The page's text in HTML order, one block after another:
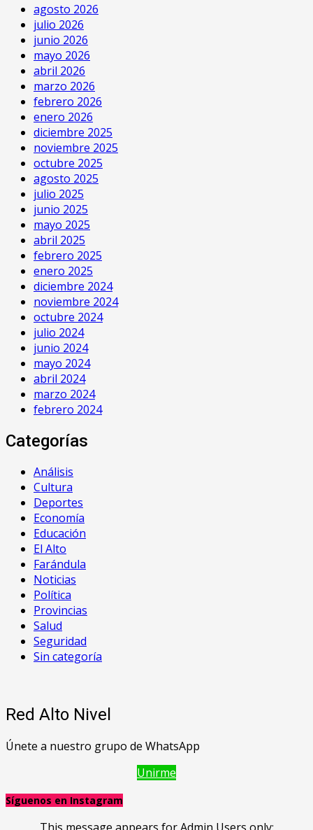
agosto 2026
julio 2026
junio 2026
mayo 2026
abril 2026
marzo 2026
febrero 2026
enero 2026
diciembre 2025
noviembre 2025
octubre 2025
agosto 2025
julio 2025
junio 2025
mayo 2025
abril 2025
febrero 2025
enero 2025
diciembre 2024
noviembre 2024
octubre 2024
julio 2024
junio 2024
mayo 2024
abril 2024
marzo 2024
febrero 2024
Categorías
Análisis
Cultura
Deportes
Economía
Educación
El Alto
Farándula
Noticias
Política
Provincias
Salud
Seguridad
Sin categoría
Red Alto Nivel
Únete a nuestro grupo de WhatsApp
Unirme
Síguenos en Instagram